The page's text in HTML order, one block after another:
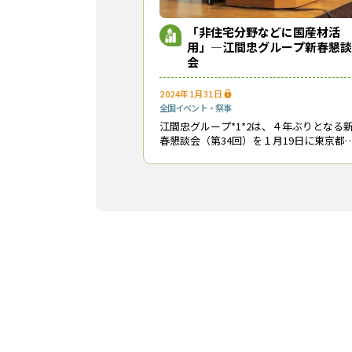
「非住宅分野などに国産材活
用」―江間忠グループ新春懇談
会
2024年1月31日
全国イベント・祭事
江間忠グループ*1*2は、４年ぶりとなる
春懇談会（第34回）を１月19日に東京都
（株）江間忠ホールディングスの江間壮